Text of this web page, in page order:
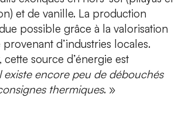
et de vanille. La production
possible grâce à la valorisation
d’industries locales.
cette source d’énergie est
existe encore peu de débouchés
thermiques. »